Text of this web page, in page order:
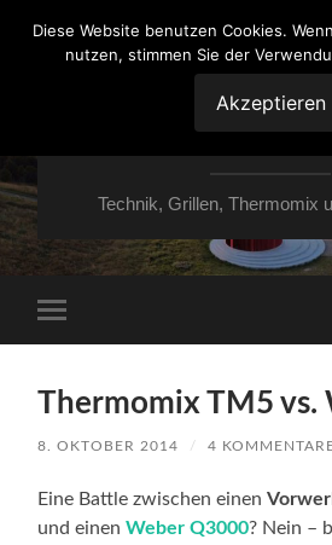
VON ESSEN
HESSEN
Technik, Grillen, Thermomix
Menü
Thermomix TM5 vs.
8. OKTOBER 2014 / 4
Eine Battle zwischen einen
und einenWeber Q3000? Nein –
Diese Website benutzen Cookies.
nutzen, stimmen Sie der
Akzeptieren